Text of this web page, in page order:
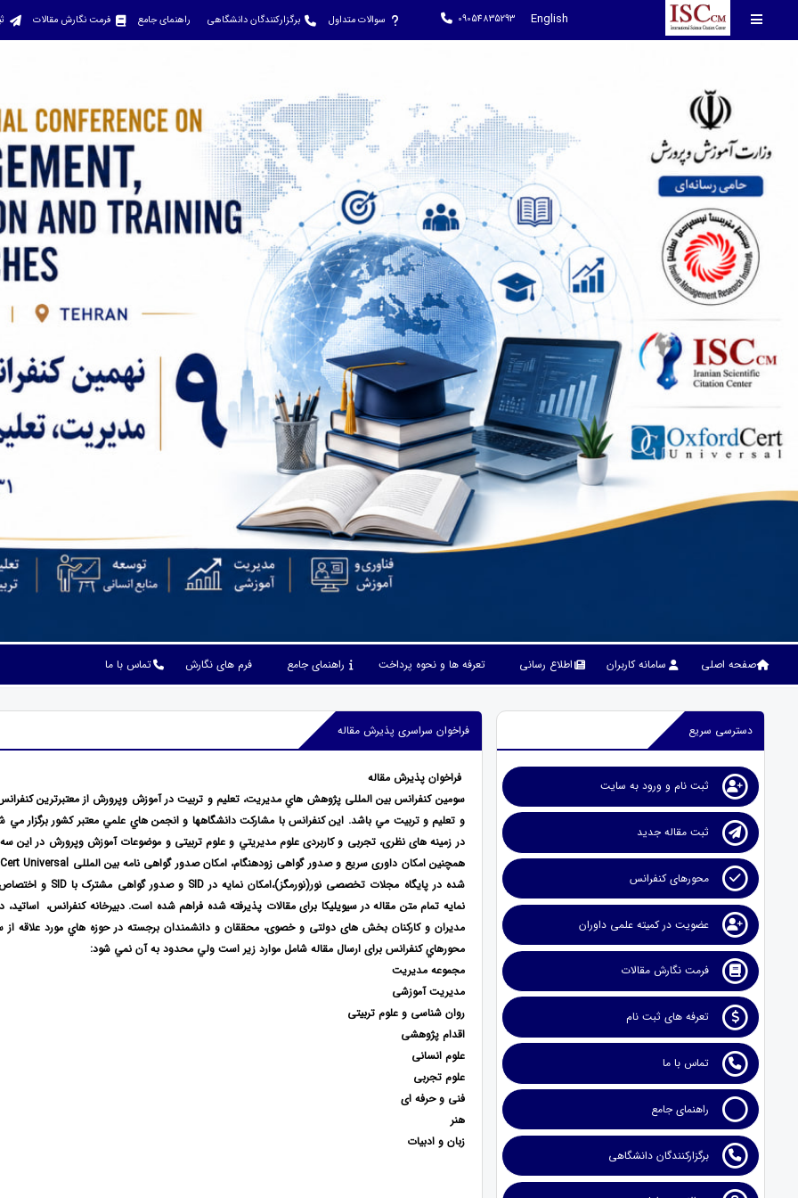
English
09054835293 سوالات متداول برگزارکنندگان دانشگاهی راهنمای جامع فرمت نگارش مقالات
صفحه اصلی سامانه کاربران اطلاع رسانی تعرفه ها و نحوه پرداخت راهنمای جامع فرم های نگارش تماس با ما
دسترسی سریع
ثبت نام و ورود به سایت
ثبت مقاله جدید
محورهای کنفرانس
عضویت در کمیته علمی داوران
فرمت نگارش مقالات
تعرفه های ثبت نام
تماس با ما
راهنمای جامع
برگزارکنندگان دانشگاهی
فراخوان سراسری پذیرش مقاله
فراخوان پذیرش مقاله
سومین کنفرانس بین المللی پژوهش هاي مديريت، تعلیم و تربیت در آموزش وپرورش ازمعتبرترين
و تعلیم و تربیت مي باشد. اين کنفرانس با مشاركت دانشگاهها و انجمن هاي علمي معتبر كشور برگزار مي
در زمینه های نظری، تجربی و کاربردی علوم مديريتي و علوم تربیتی و موضوعات آموزش وپرورش در اين
نمایه تمام متن مقاله در سیویلیکا برای مقالات پذیرفته شده فراهم شده است. دبيرخانه کنفرانس، اساتيد،
مدیران و کارکنان بخش های دولتی و خصوی، محققان و دانشمندان برجسته در حوزه هاي مورد علاقه
محورهاي كنفرانس برای ارسال مقاله شامل موارد زیر است ولي محدود به آن نمي شود:
مجموعه مدیریت
مدیریت آموزشی
روان شناسی و علوم تربیتی
اقدام پژوهشی
علوم انسانی
علوم تجربی
فنی و حرفه ای
هنر
زبان و ادبیات